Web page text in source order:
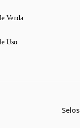
Venda
Uso
Selos